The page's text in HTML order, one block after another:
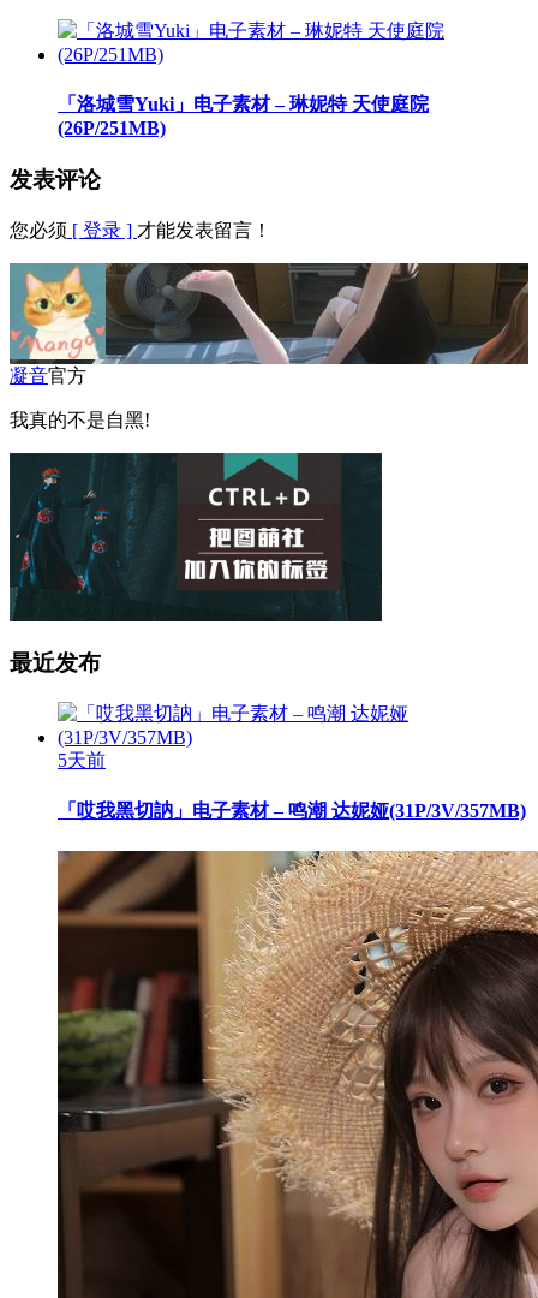
「洛城雪Yuki」电子素材 – 琳妮特 天使庭院
(26P/251MB)
发表评论
您必须 [ 登录 ] 才能发表留言！
凝音官方
我真的不是自黑!
最近发布
5天前
「哎我黑切訥」电子素材 – 鸣潮 达妮娅(31P/3V/357MB)